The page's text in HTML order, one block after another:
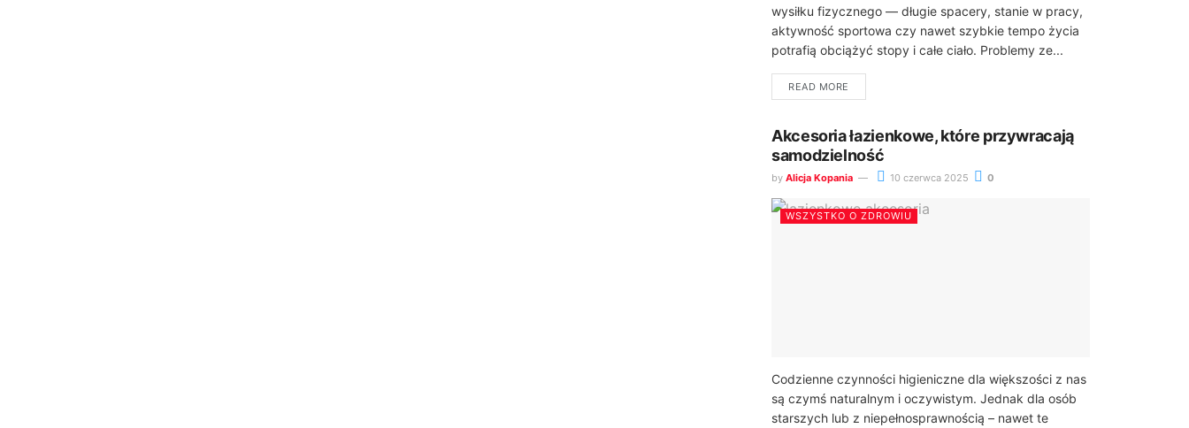
wysiłku fizycznego — długie spacery, stanie w pracy,
aktywność sportowa czy nawet szybkie tempo życia
potrafią obciążyć stopy i całe ciało. Problemy ze...
READ MORE
Akcesoria łazienkowe, które przywracają
samodzielność
by Alicja Kopania 10 czerwca 2025 0
WSZYSTKO O ZDROWIU
Codzienne czynności higieniczne dla większości z nas
są czymś naturalnym i oczywistym. Jednak dla osób
starszych lub z niepełnosprawnością – nawet te